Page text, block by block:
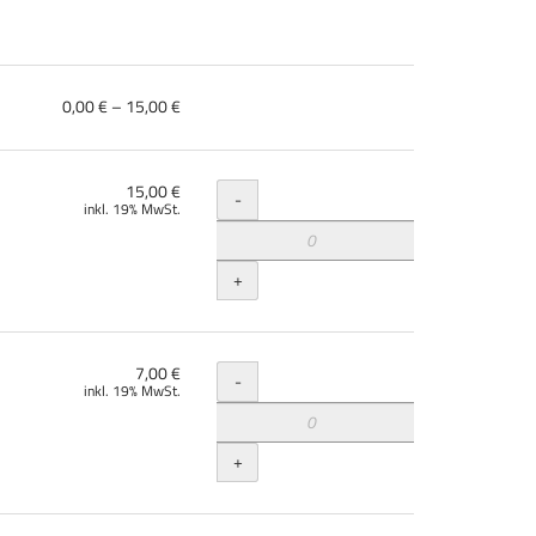
von
bis
0,00 € – 15,00 €
15,00 €
inkl. 19% MwSt. Menge
-
+
7,00 €
inkl. 19% MwSt. Menge
-
+